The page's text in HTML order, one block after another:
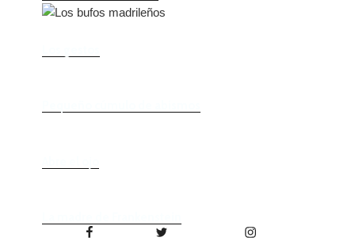
Facebook Twitter